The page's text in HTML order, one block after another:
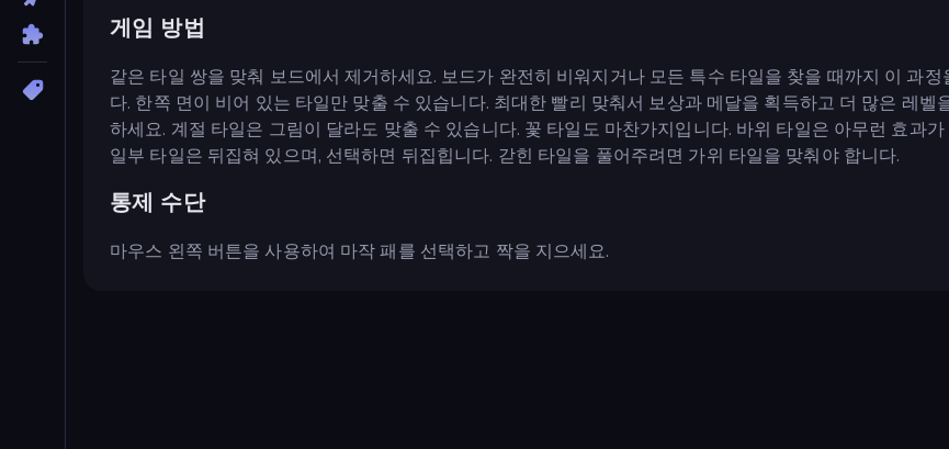
게임 방법
같은 타일 쌍을 맞춰 보드에서 제거하세요. 보드가 완전히 비워지거나 모든 특수 타일을 찾을 때까지 이 과정
다. 한쪽 면이 비어 있는 타일만 맞출 수 있습니다. 최대한 빨리 맞춰서 보상과 메달을 획득하고 더 많은 레벨
하세요. 계절 타일은 그림이 달라도 맞출 수 있습니다. 꽃 타일도 마찬가지입니다. 바위 타일은 아무런 효과가
일부 타일은 뒤집혀 있으며, 선택하면 뒤집힙니다. 갇힌 타일을 풀어주려면 가위 타일을 맞춰야 합니다.
통제 수단
마우스 왼쪽 버튼을 사용하여 마작 패를 선택하고 짝을 지으세요.